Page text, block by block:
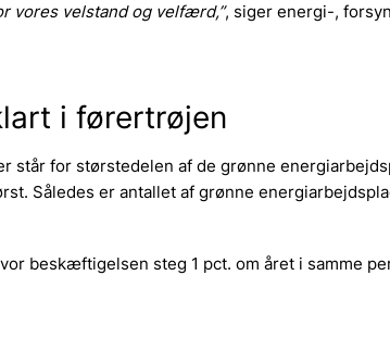
vores velstand og velfærd,”, siger energi-,
i førertrøjen
står for størstedelen af de grønne
Således er antallet af grønne
beskæftigelsen steg 1 pct. om året i samme